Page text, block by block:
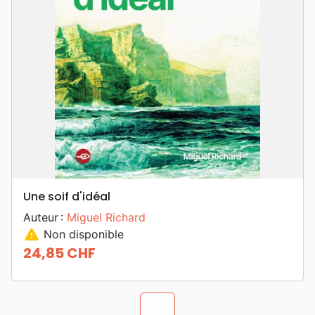
Une soif d'idéal
Auteur : Miguel Richard
warning Non disponible
Prix
24,85 CHF